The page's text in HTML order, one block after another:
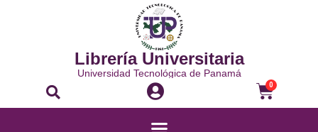
Librería Universitaria
Universidad Tecnológica de Panamá
0